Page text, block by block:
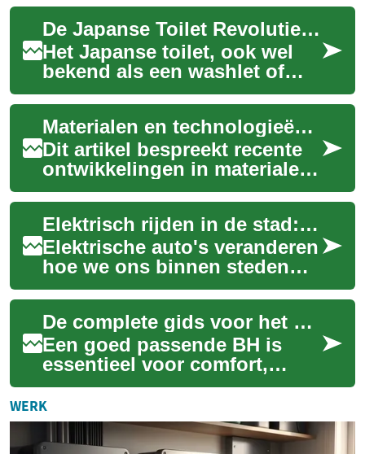
De Japanse Toilet Revolutie: Comfort en Hygiëne in de Badkamer
Het Japanse toilet, ook wel
bekend als een washlet of
smart toilet,
vertegenwoordigt een
revolutionaire benadering
va...
Materialen en technologieën: moderne ontwikkelingen uitgelegd
Dit artikel bespreekt recente
ontwikkelingen in materialen
en technologieën voor
schoenen en schoeisel. Het
legt uit ...
Elektrisch rijden in de stad: slim, schoon en toekomstbestendig
Elektrische auto's veranderen
hoe we ons binnen steden
verplaatsen: zero-emissie
rijden, lagere
onderhoudskosten en s...
De complete gids voor het kiezen van de perfecte BH
Een goed passende BH is
essentieel voor comfort,
ondersteuning en
zelfvertrouwen in het
dagelijks leven. Als
onderdee...
WERK